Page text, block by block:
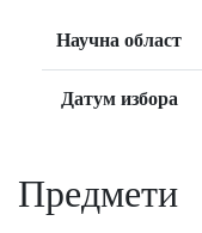
Научна област
Датум избора
Предмети